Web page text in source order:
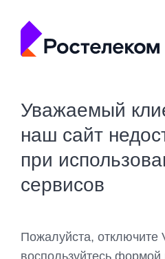
Уважаемый
наш сайт
при
сервисов
Пожалуйста, отключите